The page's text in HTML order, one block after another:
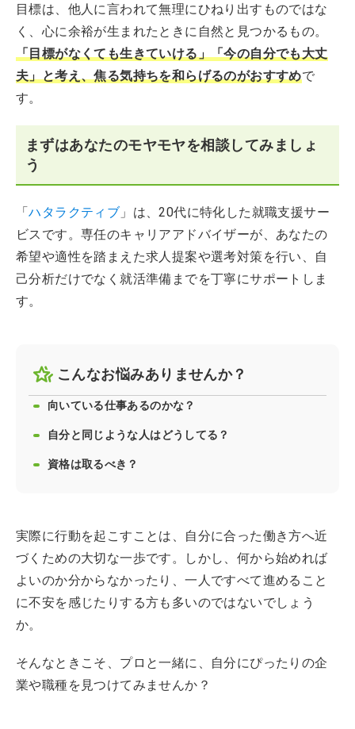
目標は、他人に言われて無理にひねり出すものではな
く、心に余裕が生まれたときに自然と見つかるもの。
「目標がなくても生きていける」「今の自分でも大丈
夫」と考え、焦る気持ちを和らげるのがおすすめで
す。
まずはあなたのモヤモヤを相談してみましょ
う
「ハタラクティブ 」は、20代に特化した就職支援サー
ビスです。専任のキャリアアドバイザーが、あなたの
希望や適性を踏まえた求人提案や選考対策を行い、自
己分析だけでなく就活準備までを丁寧にサポートしま
す。
こんなお悩みありませんか？
向いている仕事あるのかな？
自分と同じような人はどうしてる？
資格は取るべき？
実際に行動を起こすことは、自分に合った働き方へ近
づくための大切な一歩です。しかし、何から始めれば
よいのか分からなかったり、一人ですべて進めること
に不安を感じたりする方も多いのではないでしょう
か。
そんなときこそ、プロと一緒に、自分にぴったりの企
業や職種を見つけてみませんか？